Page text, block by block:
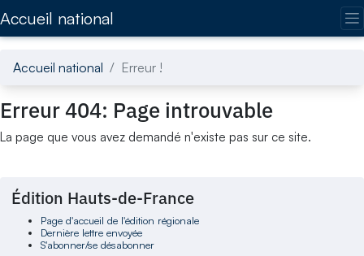
Accueil national
Accueil national Erreur !
Erreur 404: Page introuvable
La page que vous avez demandé n'existe pas sur ce site.
Édition Hauts-de-France
Page d'accueil de l'édition régionale
Dernière lettre envoyée
S'abonner/se désabonner